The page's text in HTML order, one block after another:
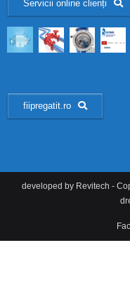
Servicii online clienți
fiipregatit.ro
developed by Revitech -